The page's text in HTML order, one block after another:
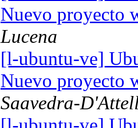
Nuevo proyecto
Lucena
[l-ubuntu-ve]
Nuevo proyecto
Saavedra-